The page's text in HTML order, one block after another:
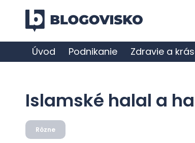
Úvod Podnikanie Zdravie a
Islamské halal a
Rôzne